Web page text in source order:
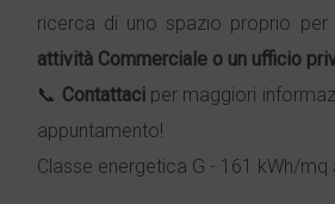
ricerca di uno spazio proprio per
attività Commerciale o un ufficio
📞 Contattaciper maggiori
appuntamento!
Classe energetica G - 161 kWh/mq